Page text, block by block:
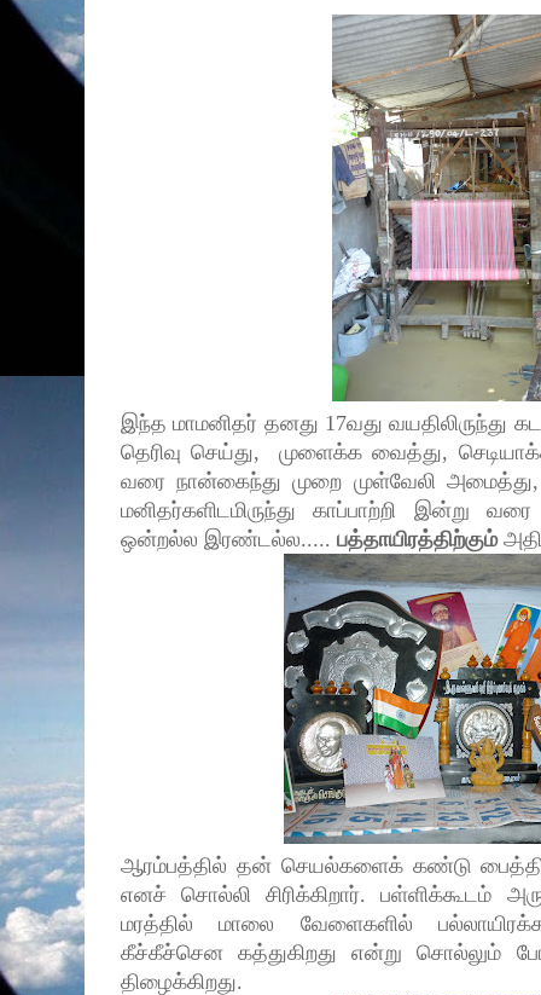
இந்த மாமனிதர் தனது 17வது வயதிலிருந்து
தெரிவு செய்து, முளைக்க வைத்து,
வரை நான்கைந்து முறை முள்வேலி
மனிதர்களிடமிருந்து காப்பாற்றி இன்று
ஒன்றல்ல இரண்டல்ல..... பத்தாயிரத்திற்கும்
ஆரம்பத்தில் தன் செயல்களைக் கண்டு
எனச் சொல்லி சிரிக்கிறார். பள்ளிக்கூடம்
மரத்தில் மாலை வேளைகளில்
கீச்கீச்சென கத்துகிறது என்று சொல்லும்
திழைக்கிறது.